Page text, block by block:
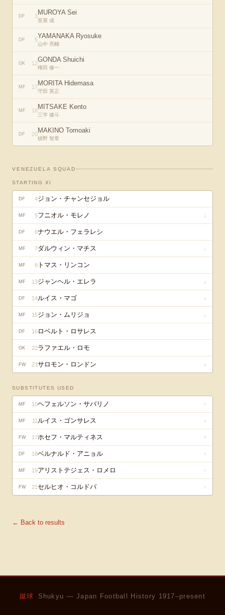
DF 3MUROYA Sei
室屋 成
DF 5YAMANAKA Ryosuke
山中 亮輔
GK 12GONDA Shuichi
権田 修一
MF 17MORITA Hidemasa
守田 英正
MF 18MITSAKE Kento
三竿 健斗
DF 20MAKINO Tomoaki
槙野 智章
VENEZUELA SQUAD
STARTING XI
DF 4ジョン・チャンセジョル
MF 5フニオル・モレノ ↓
DF 6ナウエル・フェラレシ
MF 7ダルウィン・マチス ↓
MF 8 トマス・リンコン
MF 13ジャンヘル・エレラ ↓
DF 14ルイス・マゴ ↓
MF 15ジョン・ムリジョ ↓
DF 16ロベルト・ロサレス
GK 22ラファエル・ロモ
FW 23サロモン・ロンドン ↓
SUBSTITUTES USED
MF 10ヘフェルソン・サバリノ ↑
MF 11 ルイス・ゴンサレス ↑
FW 17ホセフ・マルティネス ↑
DF 18ベルナルド・アニョル ↑
MF 19アリストテジェス・ロメロ ↑
FW 21 セルヒオ・コルドバ ↑
← Back to results
蹴球 Shukyu — Japan Football History 1917–present